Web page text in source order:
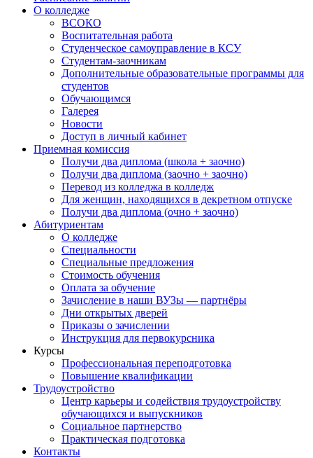
О колледже
ВСОКО
Воспитательная работа
Студенческое самоуправление в КСУ
Студентам-заочникам
Дополнительные образовательные программы для
студентов
Обучающимся
Галерея
Новости
Доступ в личный кабинет
Приемная комиссия
Получи два диплома (школа + заочно)
Получи два диплома (заочно + заочно)
Перевод из колледжа в колледж
Для женщин, находящихся в декретном отпуске
Получи два диплома (очно + заочно)
Абитуриентам
О колледже
Специальности
Специальные предложения
Стоимость обучения
Оплата за обучение
Зачисление в наши ВУЗы — партнёры
Дни открытых дверей
Приказы о зачислении
Инструкция для первокурсника
Курсы
Профессиональная переподготовка
Повышение квалификации
Трудоустройство
Центр карьеры и содействия трудоустройству
обучающихся и выпускников
Социальное партнерство
Практическая подготовка
Контакты